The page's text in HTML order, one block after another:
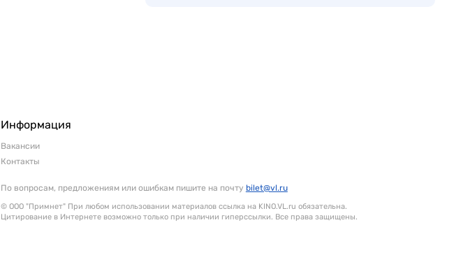
Информация
Вакансии
Контакты
По вопросам, предложениям или ошибкам пишите на почту bilet@vl.ru
© ООО "Примнет" При любом использовании материалов ссылка на KINO.VL.ru обязательна.
Цитирование в Интернете возможно только при наличии гиперссылки. Все права защищены.